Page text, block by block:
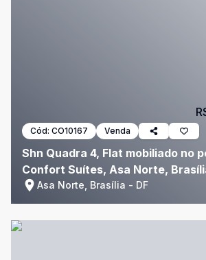
Cód: CO10167 Venda
Shn Quadra 4, Flat mobiliado no
Confort Suítes, Asa Norte,
Asa Norte, Brasília - DF